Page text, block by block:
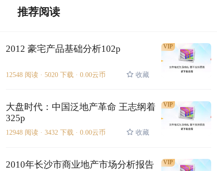
推荐阅读
2012 豪宅产品基础分析102p
12548 阅读 · 5020 下载 · 0.00云币 收藏
VIP
大盘时代：中国泛地产革命 王志纲着
325p
12948 阅读 · 3432 下载 · 0.00云币 收藏
VIP
2010年长沙市商业地产市场分析报告
VIP